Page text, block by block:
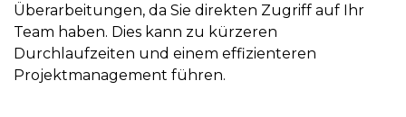
Überarbeitungen, da Sie direkten Zugriff auf Ihr
Team haben. Dies kann zu kürzeren
Durchlaufzeiten und einem effizienteren
Projektmanagement führen.